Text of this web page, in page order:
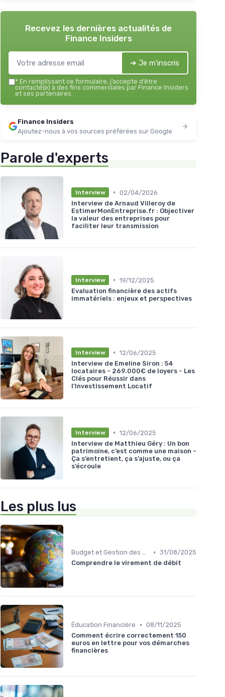
Recevez les dernières actualités de
Finance Insiders
➔ Je m'inscris
* En remplissant ce formulaire, j’accepte d’être
contacté(e) à des fins commerciales par Finance Insiders
et ses partenaires.
Finance Insiders
Ajoutez-nous à vos sources préférées sur Google
Parole d'experts
Interview • 02/04/2026
Interview de Arnaud Villeroy de
EstimerMonEntreprise.fr : Objectiver
la valeur des entreprises pour
faciliter leur transmission
Interview • 19/12/2025
Evaluation financière des actifs
immatériels : enjeux et perspectives
Interview • 12/06/2025
Interview de Emeline Siron : 54
locataires - 269.000€ de loyers - Les
Clés pour Réussir dans
l'Investissement Locatif
Interview • 12/06/2025
Interview de Matthieu Géry : Un bon
patrimoine, c’est comme une maison -
Ça s’entretient, ça s’ajuste, ou ça
s’écroule
Les plus lus
Budget et Gestion des Finances Personnelles • 31/08/2025
Comprendre le virement de débit
Éducation Financière • 08/11/2025
Comment écrire correctement 150
euros en lettre pour vos démarches
financières